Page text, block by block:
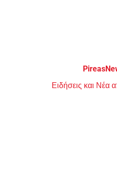
Ειδήσεις και Νέα